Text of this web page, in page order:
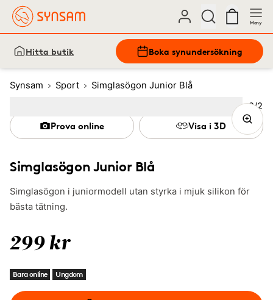
Meny
Hitta butik Boka synundersökning
Synsam Sport Simglasögon Junior Blå
Simglasögon Junior Blå
Simglasögon i juniormodell utan styrka i mjuk silikon för
bästa tätning.
299 kr
Bara online Ungdom
Prova online Visa i 3D
Bild
2/2
(Current image)